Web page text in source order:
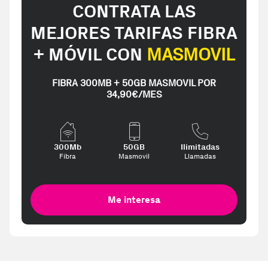
CONTRATA LAS
MEJORES TARIFAS FIBRA
+ MÓVIL CON MASMOVIL
FIBRA 300MB + 50GB MASMOVIL POR
34,90€/MES
300Mb
Fibra
50GB
Masmovil
Ilimitadas
Llamadas
Me interesa